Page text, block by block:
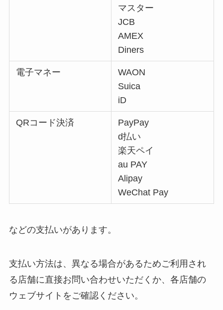
マスター
JCB
AMEX
Diners
電子マネー
WAON
Suica
iD
QRコード決済
PayPay
d払い
楽天ペイ
au PAY
Alipay
WeChat Pay
などの支払いがあります。
支払い方法は、異なる場合があるためご利用され
る店舗に直接お問い合わせいただくか、各店舗の
ウェブサイトをご確認ください。